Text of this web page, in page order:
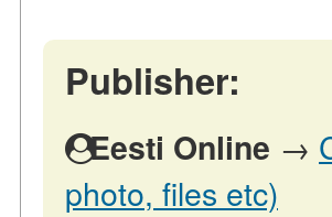
Publisher:
Eesti Online →
photo, files etc)